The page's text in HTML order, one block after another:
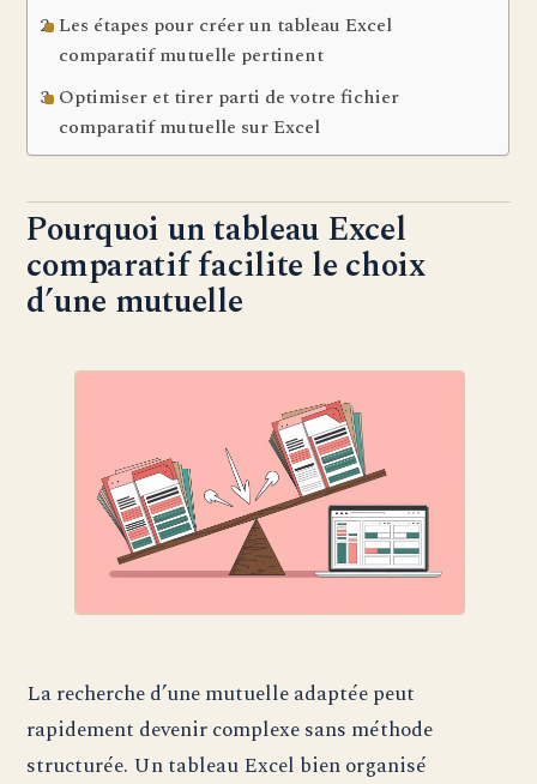
Les étapes pour créer un tableau Excel
comparatif mutuelle pertinent
Optimiser et tirer parti de votre fichier
comparatif mutuelle sur Excel
Pourquoi un tableau Excel
comparatif facilite le choix
d’une mutuelle
La recherche d’une mutuelle adaptée peut
rapidement devenir complexe sans méthode
structurée. Un tableau Excel bien organisé